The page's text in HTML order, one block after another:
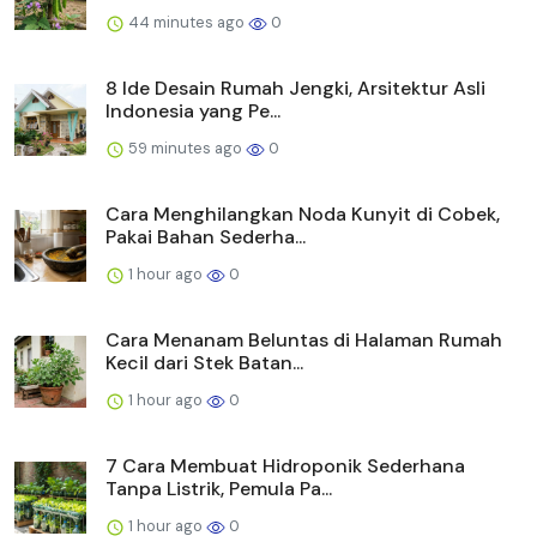
44 minutes ago 0
8 Ide Desain Rumah Jengki, Arsitektur Asli
Indonesia yang Pe...
59 minutes ago 0
Cara Menghilangkan Noda Kunyit di Cobek,
Pakai Bahan Sederha...
1 hour ago 0
Cara Menanam Beluntas di Halaman Rumah
Kecil dari Stek Batan...
1 hour ago 0
7 Cara Membuat Hidroponik Sederhana
Tanpa Listrik, Pemula Pa...
1 hour ago 0